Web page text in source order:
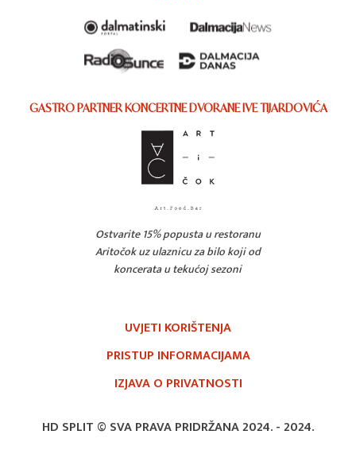
GASTRO PARTNER KONCERTNE DVORANE IVE TIJARDOVIĆA
Ostvarite 15% popusta u restoranu
Aritočok uz ulaznicu za bilo koji od
koncerata u tekućoj sezoni
HD SPLIT © SVA PRAVA PRIDRŽANA 2024. -2024.
UVJETI KORIŠTENJA
PRISTUP INFORMACIJAMA
IZJAVA O PRIVATNOSTI